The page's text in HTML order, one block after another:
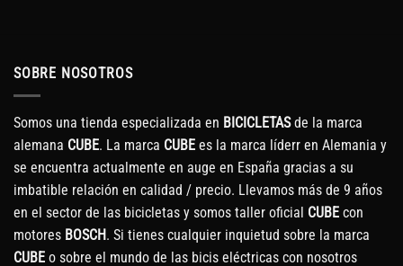
SOBRE NOSOTROS
Somos una tienda especializada en BICICLETASde la marca
alemana CUBE. La marca CUBE es la marca líderr en Alemania y
se encuentra actualmente en auge en España gracias a su
imbatible relación en calidad / precio. Llevamos más de 9 años
en el sector de las bicicletas y somos taller oficial CUBE con
motores BOSCH. Si tienes cualquier inquietud sobre la marca
CUBE o sobre el mundo de las bicis eléctricas con nosotros